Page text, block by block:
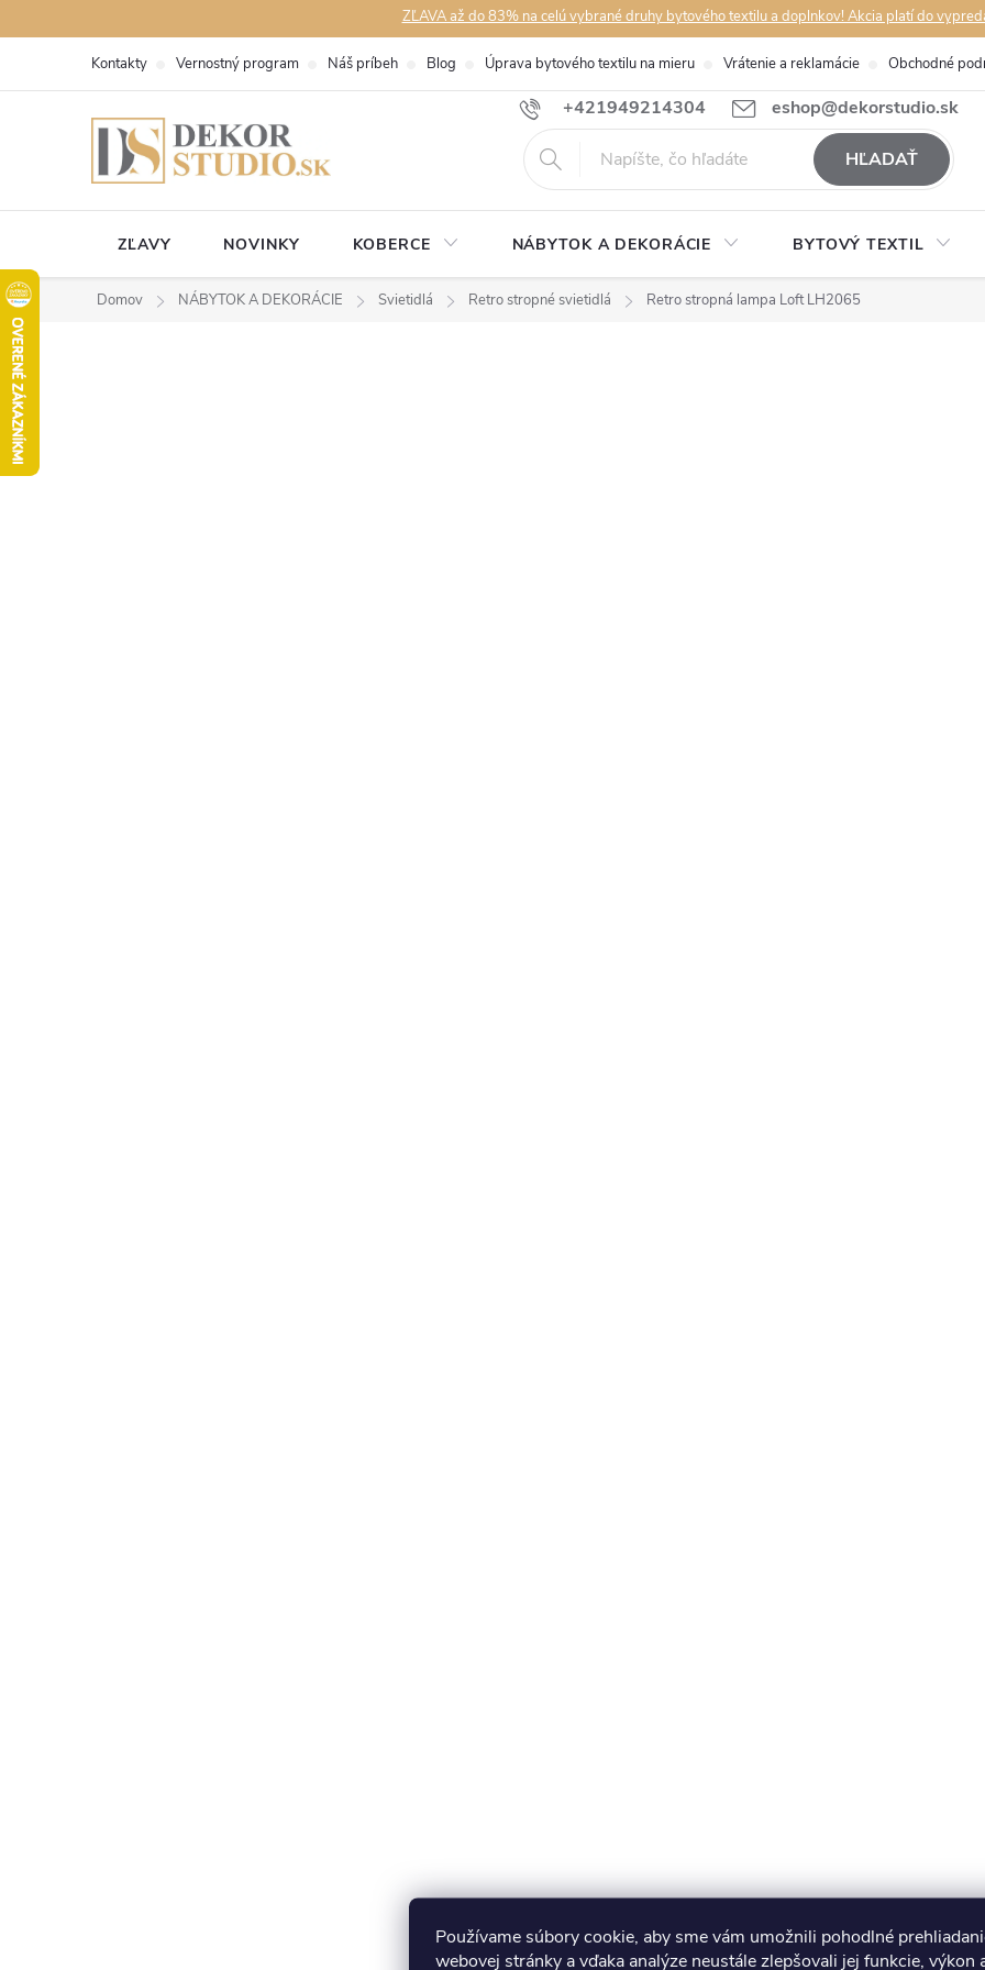
Používame súbory cookie, aby sme vám umožnili pohodlné
webovej stránky a vďaka analýze neustále zlepšovali jej funkcie, výkon
na
ZĽAVA až do 83% na celú vybrané druhy bytového textilu a doplnkov! Akcia platí do
+421949214304 eshop@dekorstudio.sk
Kontakty Vernostný program Náš príbeh Blog Úprava bytového textilu na mieru Vrátenie a reklamácie Obchodné
HĽADAŤ
ZĽAVY NOVINKY KOBERCE NÁBYTOK A DEKORÁCIE BYTOVÝ TEXTIL
Domov NÁBYTOK A DEKORÁCIE Svietidlá Retro stropné svietidlá Retro stropná lampa Loft LH2065